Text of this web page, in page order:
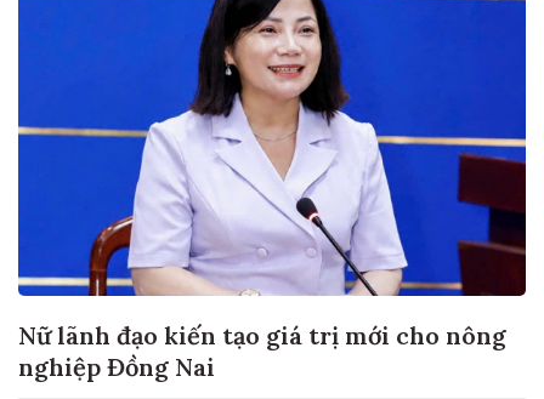
Nữ lãnh đạo kiến tạo giá trị mới cho nông
nghiệp Đồng Nai